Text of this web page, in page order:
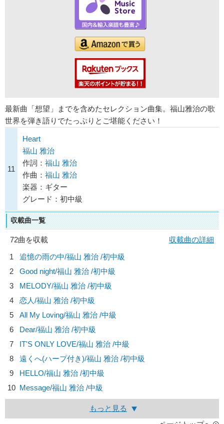
最新曲「想望」までを含めたセレクション曲集。福山雅治の歌
世界を弾き語りでたっぷりとご堪能ください！
11
Heart
福山 雅治
作詞： 福山 雅治
作曲： 福山 雅治
楽器：ギター
グレード：初中級
収載曲一覧
72曲を収載
収載曲の詳細
1
追憶の雨の中/福山 雅治 /初中級
2
Good night/福山 雅治 /初中級
3
MELODY/福山 雅治 /初中級
4
恋人/福山 雅治 /初中級
5
All My Loving/福山 雅治 /中級
6
Dear/福山 雅治 /初中級
7
IT'S ONLY LOVE/福山 雅治 /中級
8
遠くへ(ハープ付き)/福山 雅治 /初中級
9
HELLO/福山 雅治 /初中級
10 Message/福山 雅治 /中級
もっと見る